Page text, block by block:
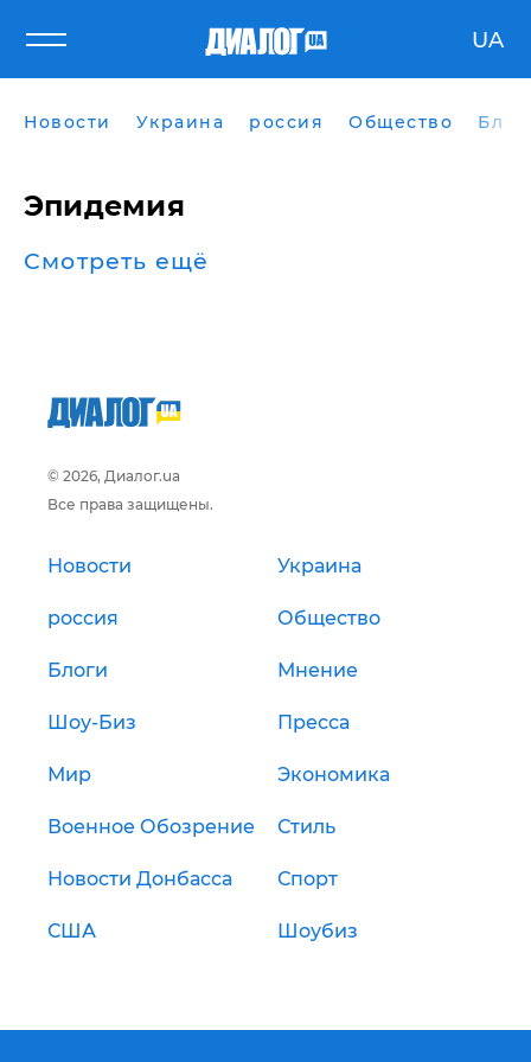
UA
Новости Украина россия Общество
Эпидемия
Смотреть ещё
© 2026, Диалог.ua
Все права защищены.
Новости Украина
россия Общество
Блоги Мнение
Шоу-Биз Пресса
Мир Экономика
Военное Обозрение Стиль
Новости Донбасса Спорт
США Шоубиз